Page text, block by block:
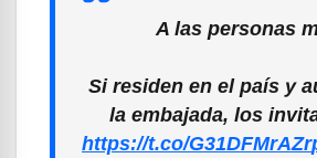
A las personas
Si residen en el país y
la embajada, los
https://t.co/G31DFMrAZr